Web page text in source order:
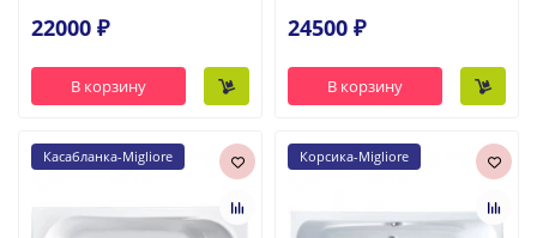
22000 ₽
В корзину
24500 ₽
В корзину
Касабланка-Migliore Корсика-Migliore